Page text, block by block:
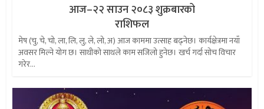
आज–२२ साउन २०८३ शुक्रबारको
राशिफल
मेष (चु, चे, चो, ला, लि, लु, ले, लो, अ) आज काममा उत्साह बढ्नेछ। कार्यक्षेत्रमा नयाँ
अवसर मिल्ने योग छ। साथीको साथले काम सजिलो हुनेछ। खर्च गर्दा सोच विचार
गरेर...